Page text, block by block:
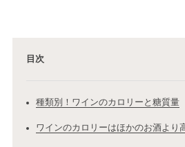
目次
種類別！ワインのカロリーと糖質量
ワインのカロリーはほかのお酒より